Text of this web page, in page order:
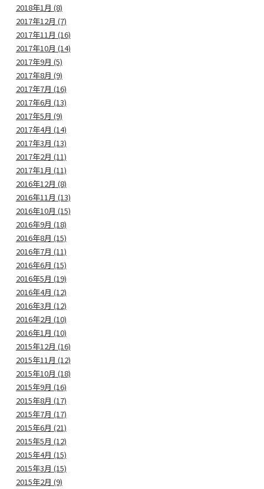
2018年1月 (8)
2017年12月 (7)
2017年11月 (16)
2017年10月 (14)
2017年9月 (5)
2017年8月 (9)
2017年7月 (16)
2017年6月 (13)
2017年5月 (9)
2017年4月 (14)
2017年3月 (13)
2017年2月 (11)
2017年1月 (11)
2016年12月 (8)
2016年11月 (13)
2016年10月 (15)
2016年9月 (18)
2016年8月 (15)
2016年7月 (11)
2016年6月 (15)
2016年5月 (19)
2016年4月 (12)
2016年3月 (12)
2016年2月 (10)
2016年1月 (10)
2015年12月 (16)
2015年11月 (12)
2015年10月 (18)
2015年9月 (16)
2015年8月 (17)
2015年7月 (17)
2015年6月 (21)
2015年5月 (12)
2015年4月 (15)
2015年3月 (15)
2015年2月 (9)